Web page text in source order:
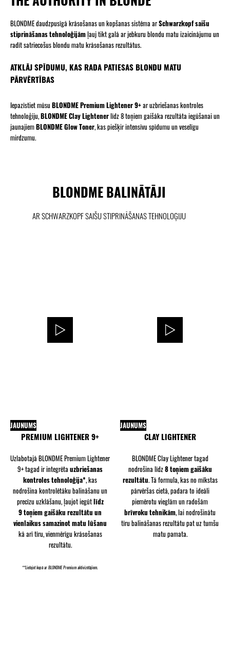
BLONDME daudzpusīgā krāsošanas un kopšanas sistēma arSchwarzkopf saišu
stiprināšanas tehnoloģijāmļauj tikt galā ar jebkuru blondu matu izaicinājumu un
radīt satriecošus blondu matu krāsošanas rezultātus.
ATKLĀJ SPĪDUMU, KAS RADA PATIESAS BLONDU MATU
PĀRVĒRTĪBAS
Iepazīstiet mūsu BLONDME Premium Lightener 9+ar uzbriešanas kontroles
tehnoloģiju,BLONDME Clay Lightenerlīdz 8 toņiem gaišāka rezultāta iegūšanai un
jaunajiemBLONDME Glow Toner, kas piešķir intensīvu spīdumu un veselīgu
mirdzumu.
BLONDME BALINĀTĀJI
AR SCHWARZKOPF SAIŠU STIPRINĀŠANAS TEHNOLOĢIJU
JAUNUMS
PREMIUM LIGHTENER 9+
Uzlabotajā BLONDME Premium Lightener
9+ tagad ir integrēta uzbriešanas
kontroles tehnoloģija*, kas
nodrošina kontrolētāku balināšanu un
precīzu uzklāšanu, ļaujot iegūtlīdz
9 toņiem gaišāku rezultātu un
vienlaikus samazinot matu lūšanu
kā arī tīru, vienmērīgu krāsošanas
rezultātu.
**Lietojot kopā ar BLONDME Premium aktivizētājiem.
JAUNUMS
CLAY LIGHTENER
BLONDME Clay Lightener tagad
nodrošina līdz8 toņiem gaišāku
rezultātu. Tā formula, kas no mīkstas
pārvēršas cietā, padara to ideāli
piemērotu vieglām un radošām
brīvroku tehnikām, lai nodrošinātu
tīru balināšanas rezultātu pat uz tumšu
matu pamata.